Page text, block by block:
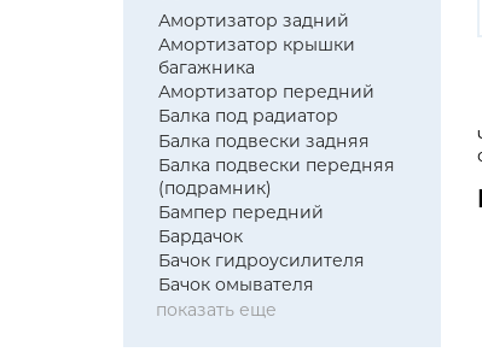
Амортизатор задний
Амортизатор крышки
багажника
Амортизатор передний
Балка под радиатор
Балка подвески задняя
Балка подвески передняя
(подрамник)
Бампер передний
Бардачок
Бачок гидроусилителя
Бачок омывателя
показать еще